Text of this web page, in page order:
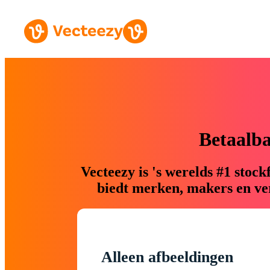
Vecteezy is 's werelds #1
biedt merken, makers en
Alleen afbeeldingen